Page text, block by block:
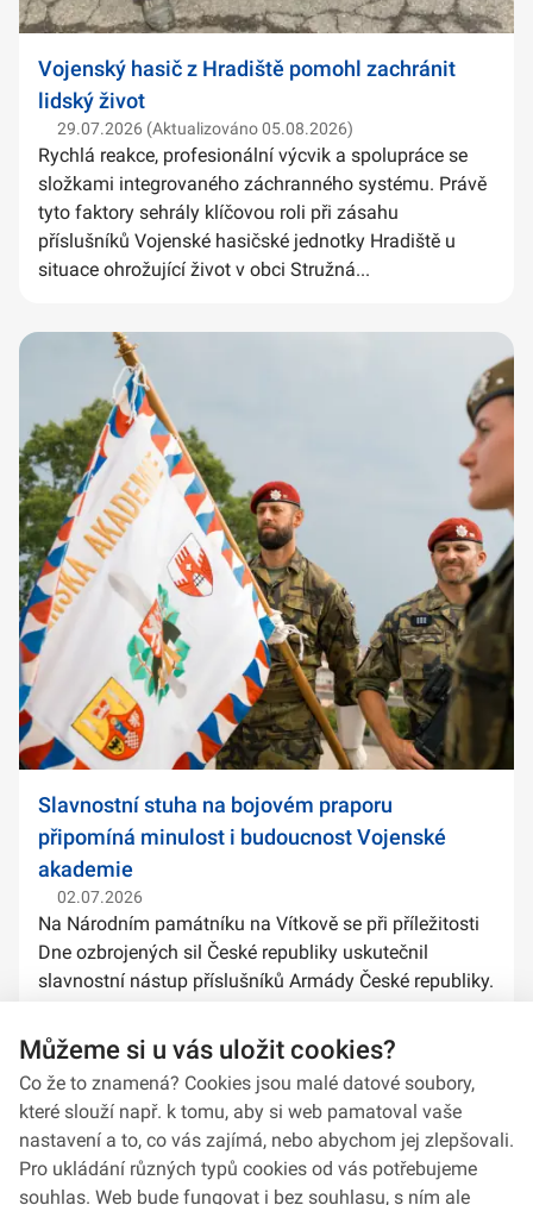
Vojenský hasič z Hradiště pomohl zachránit
lidský život
29.07.2026 (Aktualizováno 05.08.2026)
Rychlá reakce, profesionální výcvik a spolupráce se
složkami integrovaného záchranného systému. Právě
tyto faktory sehrály klíčovou roli při zásahu
příslušníků Vojenské hasičské jednotky Hradiště u
situace ohrožující život v obci Stružná...
Slavnostní stuha na bojovém praporu
připomíná minulost i budoucnost Vojenské
akademie
02.07.2026
Na Národním památníku na Vítkově se při příležitosti
Dne ozbrojených sil České republiky uskutečnil
slavnostní nástup příslušníků Armády České republiky.
stuh na bojové prapory vybranýc...
Můžeme si u vás uložit cookies?
Co že to znamená? Cookies jsou malé datové soubory,
které slouží např. k tomu, aby si web pamatoval vaše
nastavení a to, co vás zajímá, nebo abychom jej zlepšovali.
Pro ukládání různých typů cookies od vás potřebujeme
souhlas. Web bude fungovat i bez souhlasu, s ním ale